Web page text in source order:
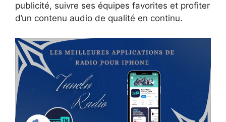
publicité, suivre ses équipes favorites et profiter
d’un contenu audio de qualité en continu.